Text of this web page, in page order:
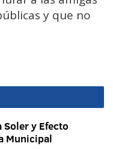
y que no
y Efecto
Municipal